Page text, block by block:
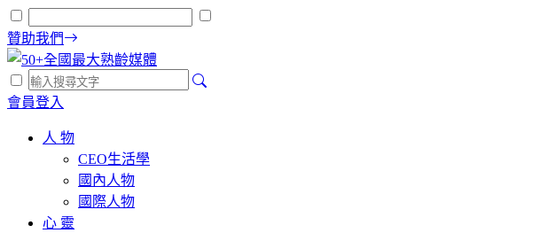
贊助我們
會員登入
人 物
CEO生活學
國內人物
國際人物
心 靈